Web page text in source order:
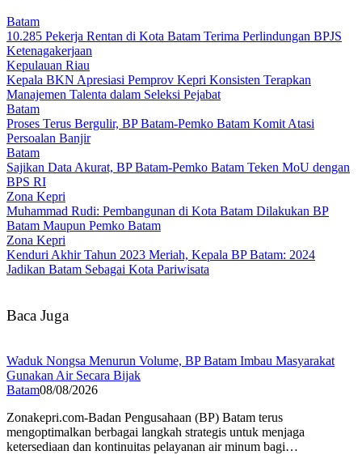
Batam
10.285 Pekerja Rentan di Kota Batam Terima Perlindungan BPJS
Ketenagakerjaan
Kepulauan Riau
Kepala BKN Apresiasi Pemprov Kepri Konsisten Terapkan
Manajemen Talenta dalam Seleksi Pejabat
Batam
Proses Terus Bergulir, BP Batam-Pemko Batam Komit Atasi
Persoalan Banjir
Batam
Sajikan Data Akurat, BP Batam-Pemko Batam Teken MoU dengan
BPS RI
Zona Kepri
Muhammad Rudi: Pembangunan di Kota Batam Dilakukan BP
Batam Maupun Pemko Batam
Zona Kepri
Kenduri Akhir Tahun 2023 Meriah, Kepala BP Batam: 2024
Jadikan Batam Sebagai Kota Pariwisata
Baca Juga
Waduk Nongsa Menurun Volume, BP Batam Imbau Masyarakat
Gunakan Air Secara Bijak
Batam08/08/2026
Zonakepri.com-Badan Pengusahaan (BP) Batam terus
mengoptimalkan berbagai langkah strategis untuk menjaga
ketersediaan dan kontinuitas pelayanan air minum bagi…